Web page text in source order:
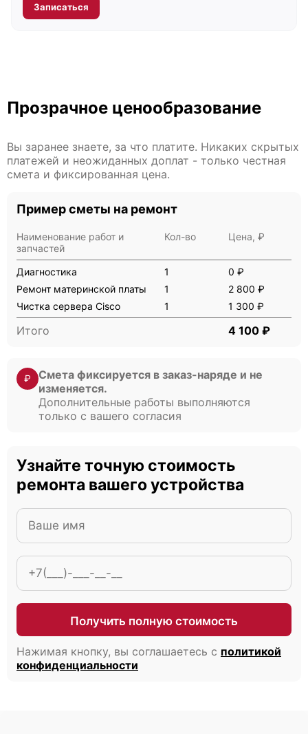
Cisco UCS B200 M5
Cisco UCS B200 M3
Cisco UCS B200 M2
Записаться
Прозрачное ценообразование
Вы заранее знаете, за что платите. Никаких скрытых
платежей и неожиданных доплат - только честная
смета и фиксированная цена.
Пример сметы на ремонт
Наименование работ и
запчастей
Кол-во Цена, ₽
Диагностика 1
0 ₽
Ремонт материнской платы
1
2 800 ₽
Чистка сервера Cisco
1 1 300 ₽
Итого 4 100 ₽
₽
Смета фиксируется в заказ-наряде и не
изменяется.
Дополнительные работы выполняются
только с вашего согласия
Узнайте точную стоимость
ремонта вашего устройства
Получить полную стоимость
Нажимая кнопку, вы соглашаетесь с политикой
конфиденциальности